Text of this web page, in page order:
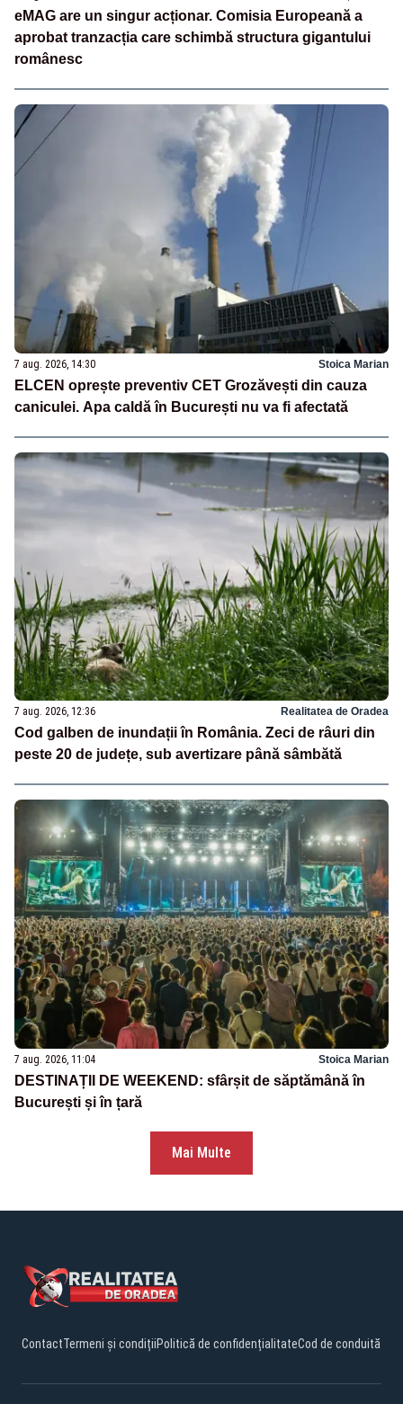
eMAG are un singur acționar. Comisia Europeană a
aprobat tranzacția care schimbă structura gigantului
românesc
7 aug. 2026, 14:30 Stoica Marian
ELCEN oprește preventiv CET Grozăvești din cauza
caniculei. Apa caldă în București nu va fi afectată
7 aug. 2026, 12:36 Realitatea de Oradea
Cod galben de inundații în România. Zeci de râuri din
peste 20 de județe, sub avertizare până sâmbătă
7 aug. 2026, 11:04 Stoica Marian
DESTINAȚII DE WEEKEND: sfârșit de săptămână în
București și în țară
Mai Multe
ContactTermeni și condițiiPolitică de confidențialitateCod de conduită